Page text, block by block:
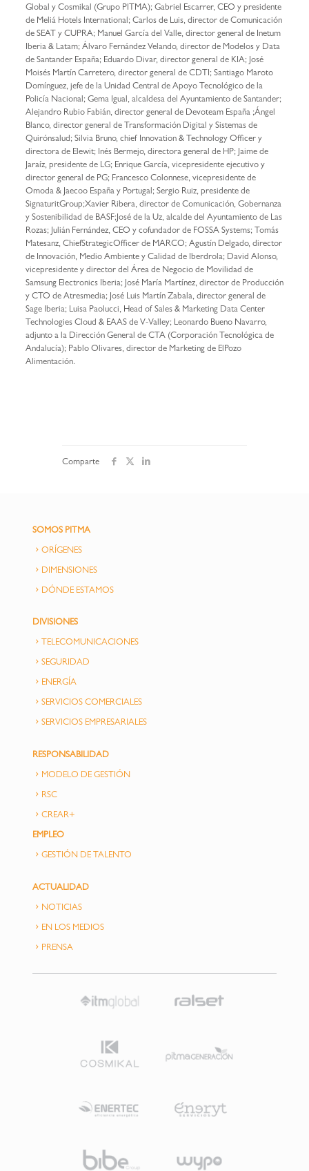
Global y Cosmikal (Grupo PITMA); Gabriel Escarrer, CEO y presidente
de Meliá Hotels International; Carlos de Luis, director de Comunicación
de SEAT y CUPRA; Manuel García del Valle, director general de Inetum
Iberia & Latam; Álvaro Fernández Velando, director de Modelos y Data
de Santander España; Eduardo Divar, director general de KIA; José
Moisés Martín Carretero, director general de CDTI; Santiago Maroto
Domínguez, jefe de la Unidad Central de Apoyo Tecnológico de la
Policía Nacional; Gema Igual, alcaldesa del Ayuntamiento de Santander;
Alejandro Rubio Fabián, director general de Devoteam España ;Ángel
Blanco, director general de Transformación Digital y Sistemas de
Quirónsalud; Silvia Bruno, chief Innovation & Technology Officer y
directora de Elewit; Inés Bermejo, directora general de HP; Jaime de
Jaraíz, presidente de LG; Enrique García, vicepresidente ejecutivo y
director general de PG; Francesco Colonnese, vicepresidente de
Omoda & Jaecoo España y Portugal; Sergio Ruiz, presidente de
SignaturitGroup;Xavier Ribera, director de Comunicación, Gobernanza
y Sostenibilidad de BASF;José de la Uz, alcalde del Ayuntamiento de Las
Rozas; Julián Fernández, CEO y cofundador de FOSSA Systems; Tomás
Matesanz, ChiefStrategicOfficer de MARCO; Agustín Delgado, director
de Innovación, Medio Ambiente y Calidad de Iberdrola; David Alonso,
vicepresidente y director del Área de Negocio de Movilidad de
Samsung Electronics Iberia; José María Martínez, director de Producción
y CTO de Atresmedia; José Luis Martín Zabala, director general de
Sage Iberia; Luisa Paolucci, Head of Sales & Marketing Data Center
Technologies Cloud & EAAS de V-Valley; Leonardo Bueno Navarro,
adjunto a la Dirección General de CTA (Corporación Tecnológica de
Andalucía); Pablo Olivares, director de Marketing de ElPozo
Alimentación.
Comparte
SOMOS PITMA
ORÍGENES
DIMENSIONES
DÓNDE ESTAMOS
DIVISIONES
TELECOMUNICACIONES
SEGURIDAD
ENERGÍA
SERVICIOS COMERCIALES
SERVICIOS EMPRESARIALES
RESPONSABILIDAD
MODELO DE GESTIÓN
RSC
CREAR+
EMPLEO
GESTIÓN DE TALENTO
ACTUALIDAD
NOTICIAS
EN LOS MEDIOS
PRENSA